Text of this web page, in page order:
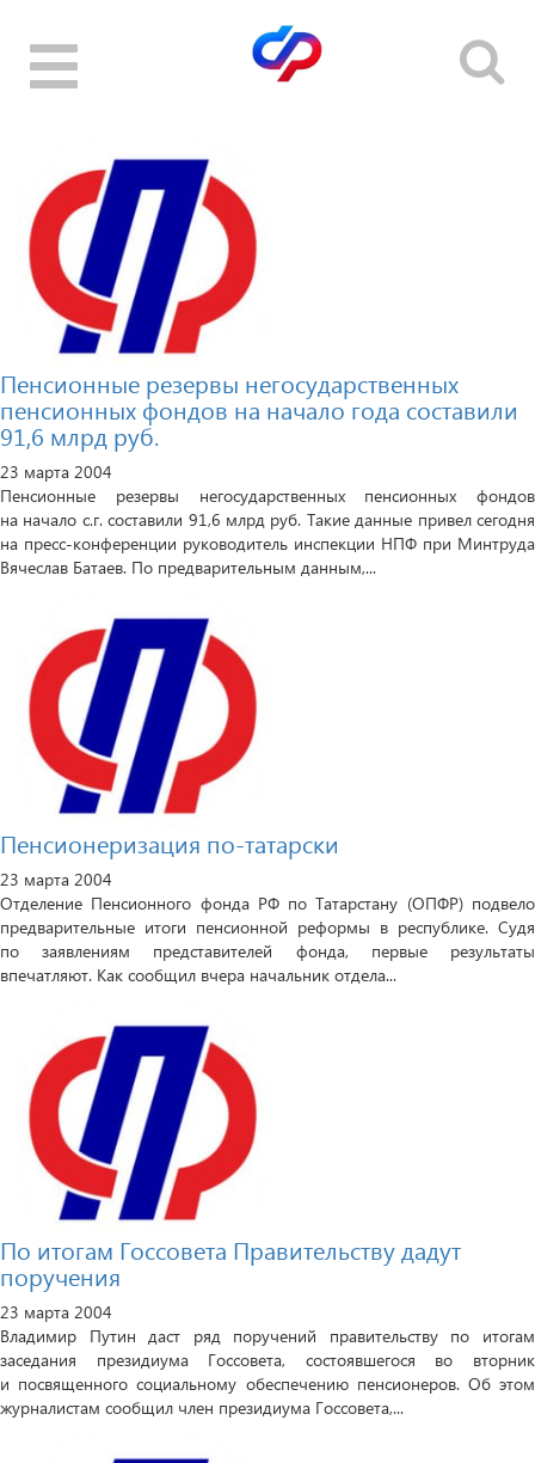
Toggle
navigation
Пенсионные резервы негосударственных
пенсионных фондов на начало года составили
91,6 млрд руб.
23 марта 2004
Пенсионные резервы негосударственных пенсионных фондов
на начало с.г. составили 91,6 млрд руб. Такие данные привел сегодня
на пресс-конференции руководитель инспекции НПФ при Минтруда
Вячеслав Батаев. По предварительным данным,...
Пенсионеризация по-татарски
23 марта 2004
Отделение Пенсионного фонда РФ по Татарстану (ОПФР) подвело
предварительные итоги пенсионной реформы в республике. Судя
по заявлениям представителей фонда, первые результаты
впечатляют. Как сообщил вчера начальник отдела...
По итогам Госсовета Правительству дадут
поручения
23 марта 2004
Владимир Путин даст ряд поручений правительству по итогам
заседания президиума Госсовета, состоявшегося во вторник
и посвященного социальному обеспечению пенсионеров. Об этом
журналистам сообщил член президиума Госсовета,...